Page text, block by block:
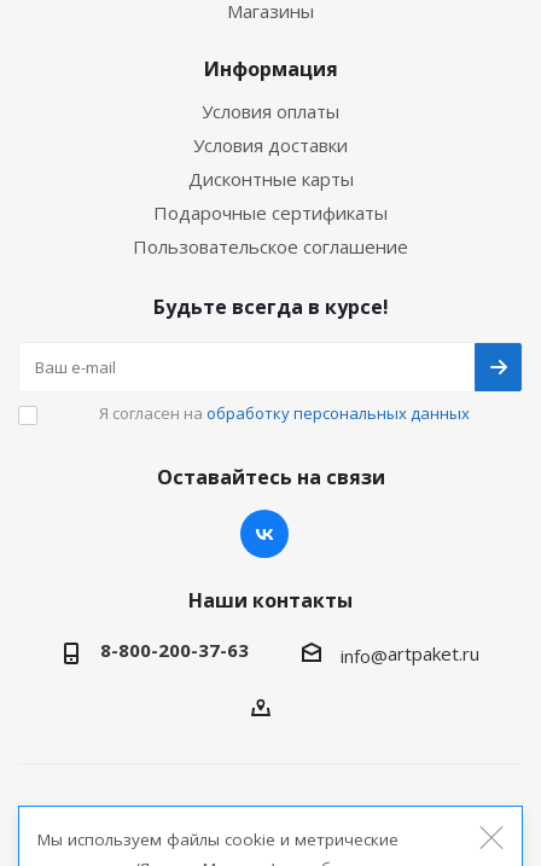
Магазины
Информация
Условия оплаты
Условия доставки
Дисконтные карты
Подарочные сертификаты
Пользовательское соглашение
Будьте всегда в курсе!
Я согласен на обработку персональных данных
Оставайтесь на связи
Наши контакты
8-800-200-37-63 info@artpaket.ru
продукции
Мы используем файлы cookie и метрические